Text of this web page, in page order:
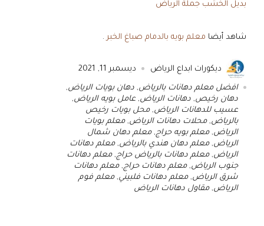
بديل الخشب جملة الرياض
شاهد أيضا معلم بويه بالدمام صباغ الخبر .
ديكورات ابداع الرياض ديسمبر 11, 2021
افضل معلم دهانات بالرياض, دهان بويات الرياض,
دهان رخيص, دهانات الرياض, عامل بويه الرياض,
عسيب للدهانات الرياض,محل بويات رخيص
بالرياض,محلات دهانات الرياض,معلم بويات
الرياض,معلم بويه حراج,معلم دهان شمال
الرياض,معلم دهان هندي بالرياض,معلم دهانات
الرياض,معلم دهانات بالرياض حراج,معلم دهانات
جنوب الرياض,معلم دهانات حراج,معلم دهانات
شرق الرياض,معلم دهانات فلبيني,معلم فوم
الرياض,مقاول دهانات الرياض